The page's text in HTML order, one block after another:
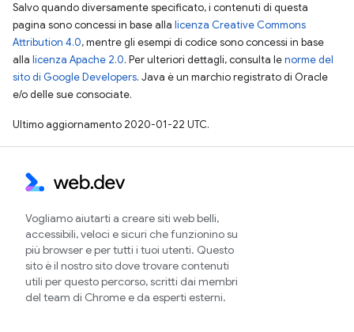
Salvo quando diversamente specificato, i contenuti di questa
pagina sono concessi in base alla licenza Creative Commons
Attribution 4.0, mentre gli esempi di codice sono concessi in base
alla licenza Apache 2.0. Per ulteriori dettagli, consulta lenorme del
sito di Google Developers. Java è un marchio registrato di Oracle
e/o delle sue consociate.
Ultimo aggiornamento 2020-01-22 UTC.
Vogliamo aiutarti a creare siti web belli,
accessibili, veloci e sicuri che funzionino su
più browser e per tutti i tuoi utenti. Questo
sito è il nostro sito dove trovare contenuti
utili per questo percorso, scritti dai membri
del team di Chrome e da esperti esterni.